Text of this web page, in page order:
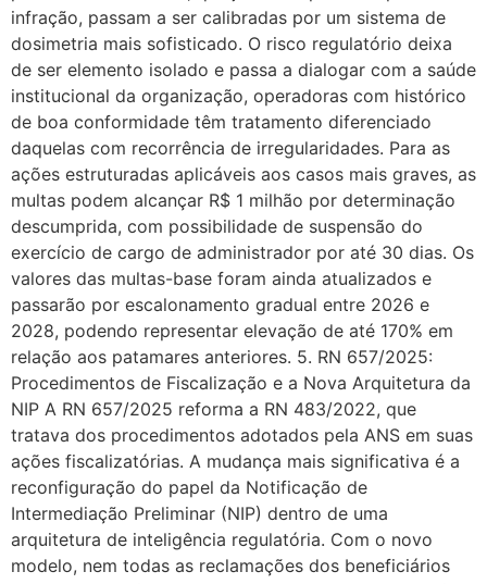
infração, passam a ser calibradas por um sistema de
dosimetria mais sofisticado. O risco regulatório deixa
de ser elemento isolado e passa a dialogar com a saúde
institucional da organização, operadoras com histórico
de boa conformidade têm tratamento diferenciado
daquelas com recorrência de irregularidades. Para as
ações estruturadas aplicáveis aos casos mais graves, as
multas podem alcançar R$ 1 milhão por determinação
descumprida, com possibilidade de suspensão do
exercício de cargo de administrador por até 30 dias. Os
valores das multas-base foram ainda atualizados e
passarão por escalonamento gradual entre 2026 e
2028, podendo representar elevação de até 170% em
relação aos patamares anteriores. 5. RN 657/2025:
Procedimentos de Fiscalização e a Nova Arquitetura da
NIP A RN 657/2025 reforma a RN 483/2022, que
tratava dos procedimentos adotados pela ANS em suas
ações fiscalizatórias. A mudança mais significativa é a
reconfiguração do papel da Notificação de
Intermediação Preliminar (NIP) dentro de uma
arquitetura de inteligência regulatória. Com o novo
modelo, nem todas as reclamações dos beneficiários